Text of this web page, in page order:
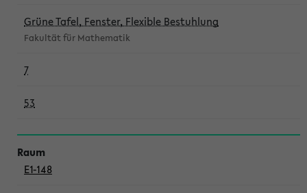
Grüne Tafel, Fenster, Flexible Bestuhlung
Fakultät für Mathematik
7
53
E1-148